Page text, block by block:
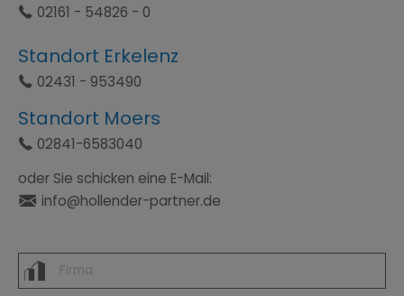
Ÿ 02161 - 54826 - 0
Standort Erkelenz
Ÿ 02431 - 953490
Standort Moers
Ÿ 02841-6583040
oder Sie schicken eine E-Mail:
Ś info@hollender-partner.de